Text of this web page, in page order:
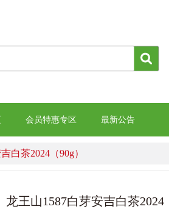
会员特惠专区 最新公告
白茶2024（90g）
龙王山1587白芽安吉白茶2024